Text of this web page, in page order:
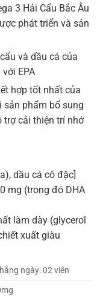
3 Hải Cẩu Bắc Âu
phát triển và sản
và dầu cá của
EPA
hợp tốt nhất của
sản phẩm bổ sung
trợ cải thiện trí nhớ
dầu cá cô đặc]
mg (trong đó DHA
làm dày (glycerol
xuất giàu
ngày: 02 viên